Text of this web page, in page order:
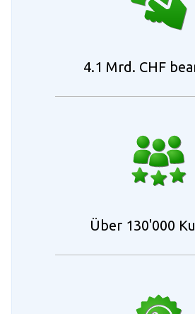
4.1 Mrd. CHF
Über 130'000